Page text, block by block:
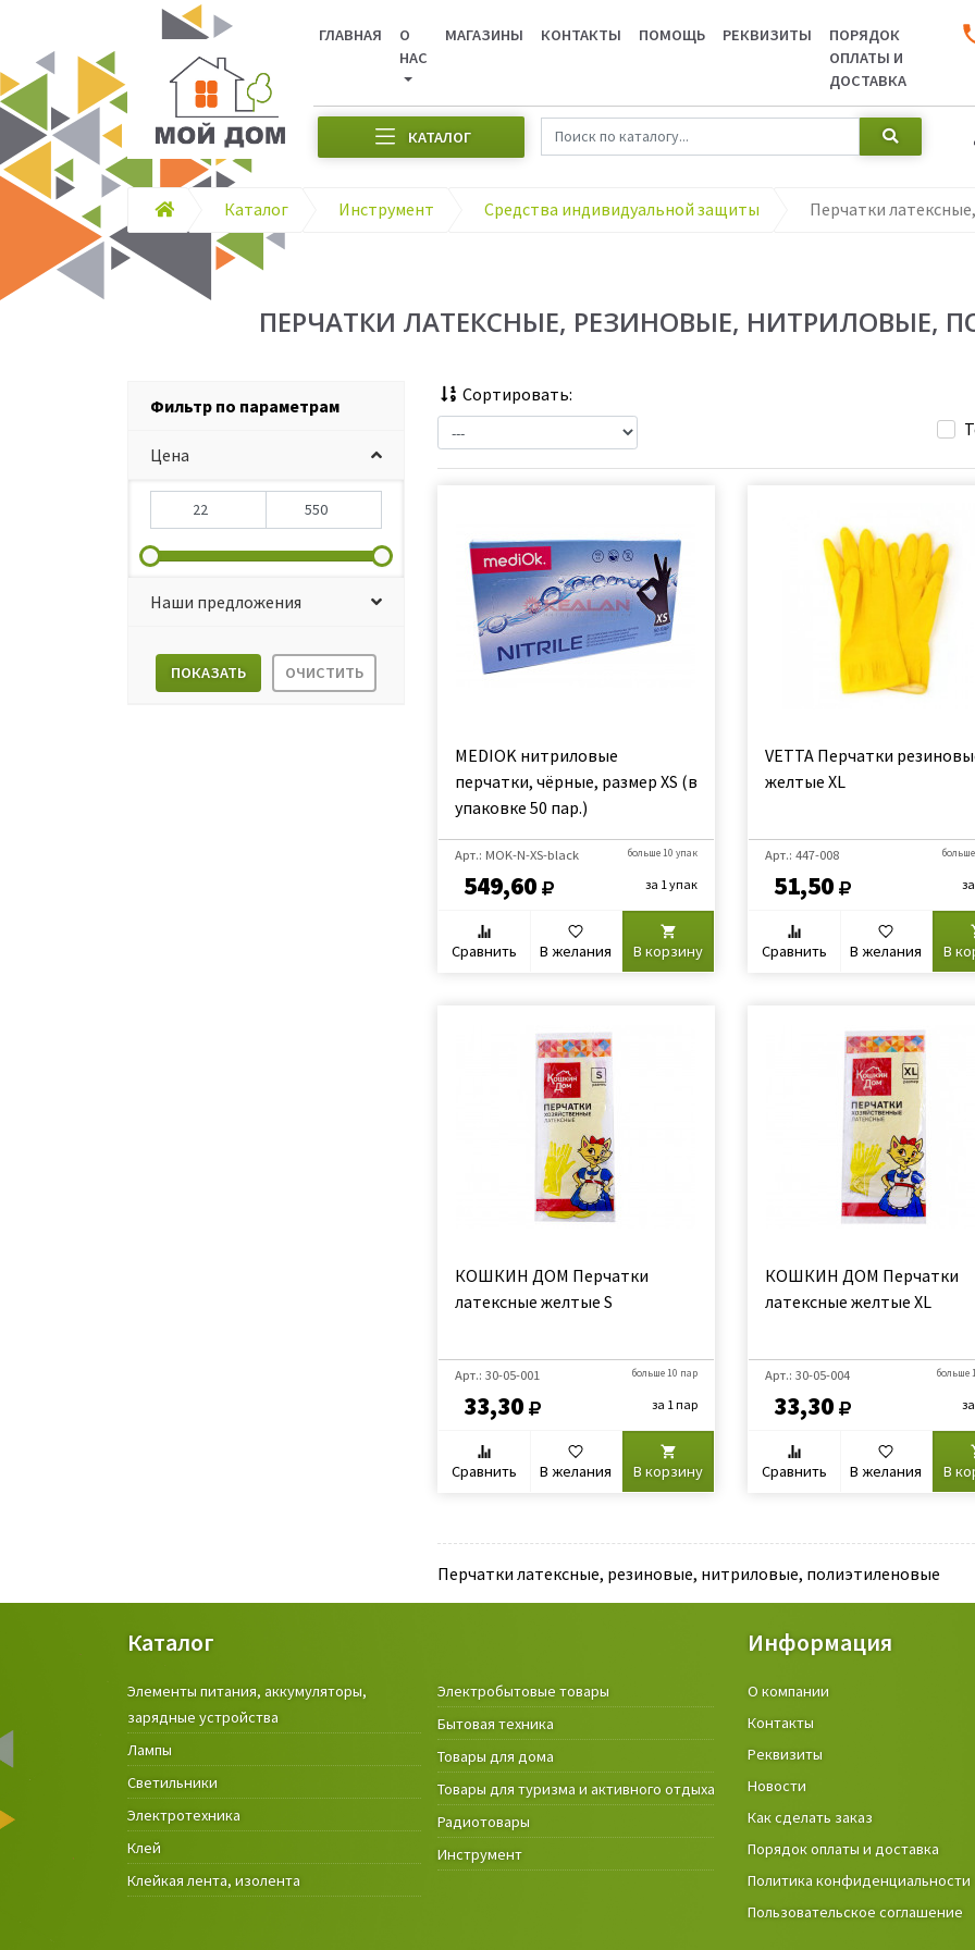
ГЛАВНАЯ
О
НАС
МАГАЗИНЫ КОНТАКТЫ ПОМОЩЬ РЕКВИЗИТЫ
ПОРЯДОК
ОПЛАТЫ И
ДОСТАВКА
КАТАЛОГ
Каталог Инструмент Средства индивидуальной защиты
ПЕРЧАТКИ ЛАТЕКСНЫЕ, РЕЗИНОВЫЕ, НИТРИЛОВЫЕ,
Фильтр по параметрам
Цена
Наши предложения
ПОКАЗАТЬ ОЧИСТИТЬ
Сортировать:
MEDIOK нитриловые
перчатки, чёрные, размер XS (в
упаковке 50 пар.)
Арт.: MOK-N-XS-black
549,60
больше 10 упак
за 1 упак
Сравнить В желания В корзину
VETTA Перчатки
желтые XL
Арт.: 447-008
51,50
Сравнить В желания В
КОШКИН ДОМ Перчатки
латексные желтые S
Арт.: 30-05-001
33,30
больше 10 пар
за 1 пар
Сравнить В желания В корзину
КОШКИН ДОМ Перчатки
латексные желтые XL
Арт.: 30-05-004
33,30
больше
Сравнить В желания В
Перчатки латексные, резиновые, нитриловые, полиэтиленовые
Каталог
Элементы питания, аккумуляторы,
зарядные устройства
Лампы
Светильники
Электротехника
Клей
Клейкая лента, изолента
Электробытовые товары
Бытовая техника
Товары для дома
Товары для туризма и активного отдыха
Радиотовары
Инструмент
Крепёжные изделия и
материалы
Товары и инструмент для дачи,
Фонари
Информация
О компании
Контакты
Реквизиты
Новости
Как сделать заказ
Порядок оплаты и доставка
Политика конфиденциальности
Пользовательское соглашение